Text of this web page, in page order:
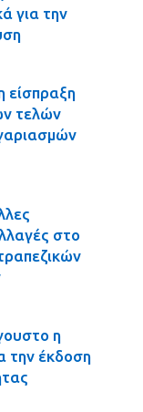
για την
είσπραξη
τελών
στο
η
την έκδοση